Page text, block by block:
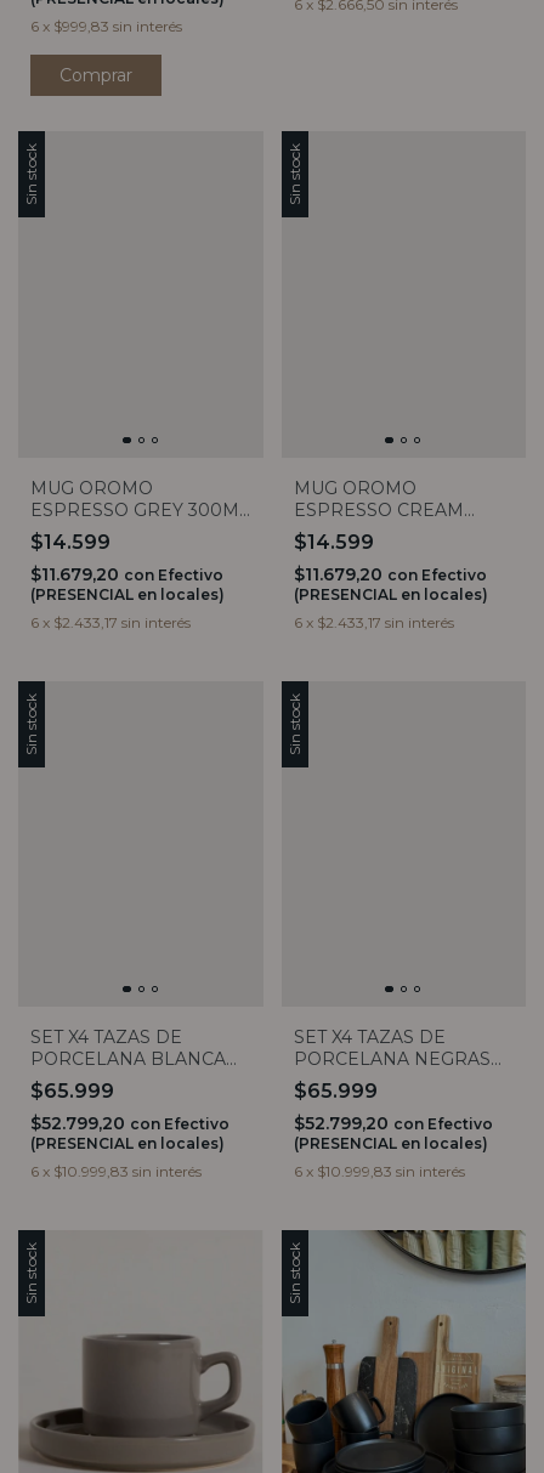
6 x $999,83 sin interés
6 x $2.666,50 sin interés
Sin stock
MUG OROMO
ESPRESSO GREY 300ML
VASSA
$14.599
$11.679,20 con Efectivo
(PRESENCIAL en locales)
6 x $2.433,17 sin interés
Sin stock
MUG OROMO
ESPRESSO CREAM
300ML VASSA
$14.599
$11.679,20 con Efectivo
(PRESENCIAL en locales)
6 x $2.433,17 sin interés
Sin stock
SET X4 TAZAS DE
PORCELANA BLANCA
RAYADAS Y PLATO DE
BAMBOO
$65.999
$52.799,20 con Efectivo
(PRESENCIAL en locales)
6 x $10.999,83 sin interés
Sin stock
SET X4 TAZAS DE
PORCELANA NEGRAS
RAYADAS Y PLATO DE
BAMBOO
$65.999
$52.799,20 con Efectivo
(PRESENCIAL en locales)
6 x $10.999,83 sin interés
Sin stock Sin stock